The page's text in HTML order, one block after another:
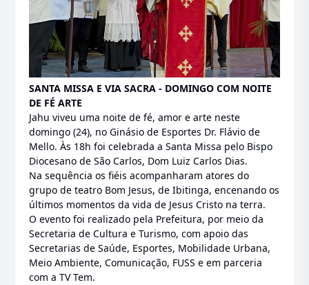
SANTA MISSA E VIA SACRA - DOMINGO COM NOITE
DE FÉ ARTE
Jahu viveu uma noite de fé, amor e arte neste
domingo (24), no Ginásio de Esportes Dr. Flávio de
Mello. Às 18h foi celebrada a Santa Missa pelo Bispo
Diocesano de São Carlos, Dom Luiz Carlos Dias.
Na sequência os fiéis acompanharam atores do
grupo de teatro Bom Jesus, de Ibitinga, encenando os
últimos momentos da vida de Jesus Cristo na terra.
O evento foi realizado pela Prefeitura, por meio da
Secretaria de Cultura e Turismo, com apoio das
Secretarias de Saúde, Esportes, Mobilidade Urbana,
Meio Ambiente, Comunicação, FUSS e em parceria
com a TV Tem.